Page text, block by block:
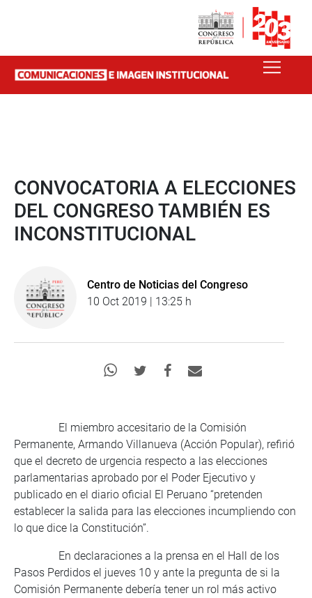
CONVOCATORIA A ELECCIONES
DEL CONGRESO TAMBIÉN ES
INCONSTITUCIONAL
Centro de Noticias del Congreso
10 Oct 2019 | 13:25 h
El miembro accesitario de la Comisión
Permanente, Armando Villanueva (Acción Popular), refirió
que el decreto de urgencia respecto a las elecciones
parlamentarias aprobado por el Poder Ejecutivo y
publicado en el diario oficial El Peruano “pretenden
establecer la salida para las elecciones incumpliendo con
lo que dice la Constitución”.
En declaraciones a la prensa en el Hall de los
Pasos Perdidos el jueves 10 y ante la pregunta de si la
Comisión Permanente debería tener un rol más activo